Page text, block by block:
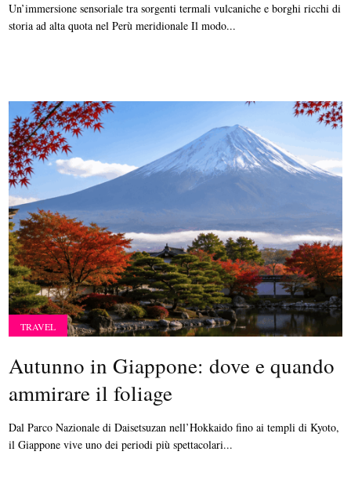
Un’immersione sensoriale tra sorgenti termali vulcaniche e borghi ricchi di
storia ad alta quota nel Perù meridionale Il modo...
TRAVEL
Autunno in Giappone: dove e quando
ammirare il foliage
Dal Parco Nazionale di Daisetsuzan nell’Hokkaido fino ai templi di Kyoto,
il Giappone vive uno dei periodi più spettacolari...